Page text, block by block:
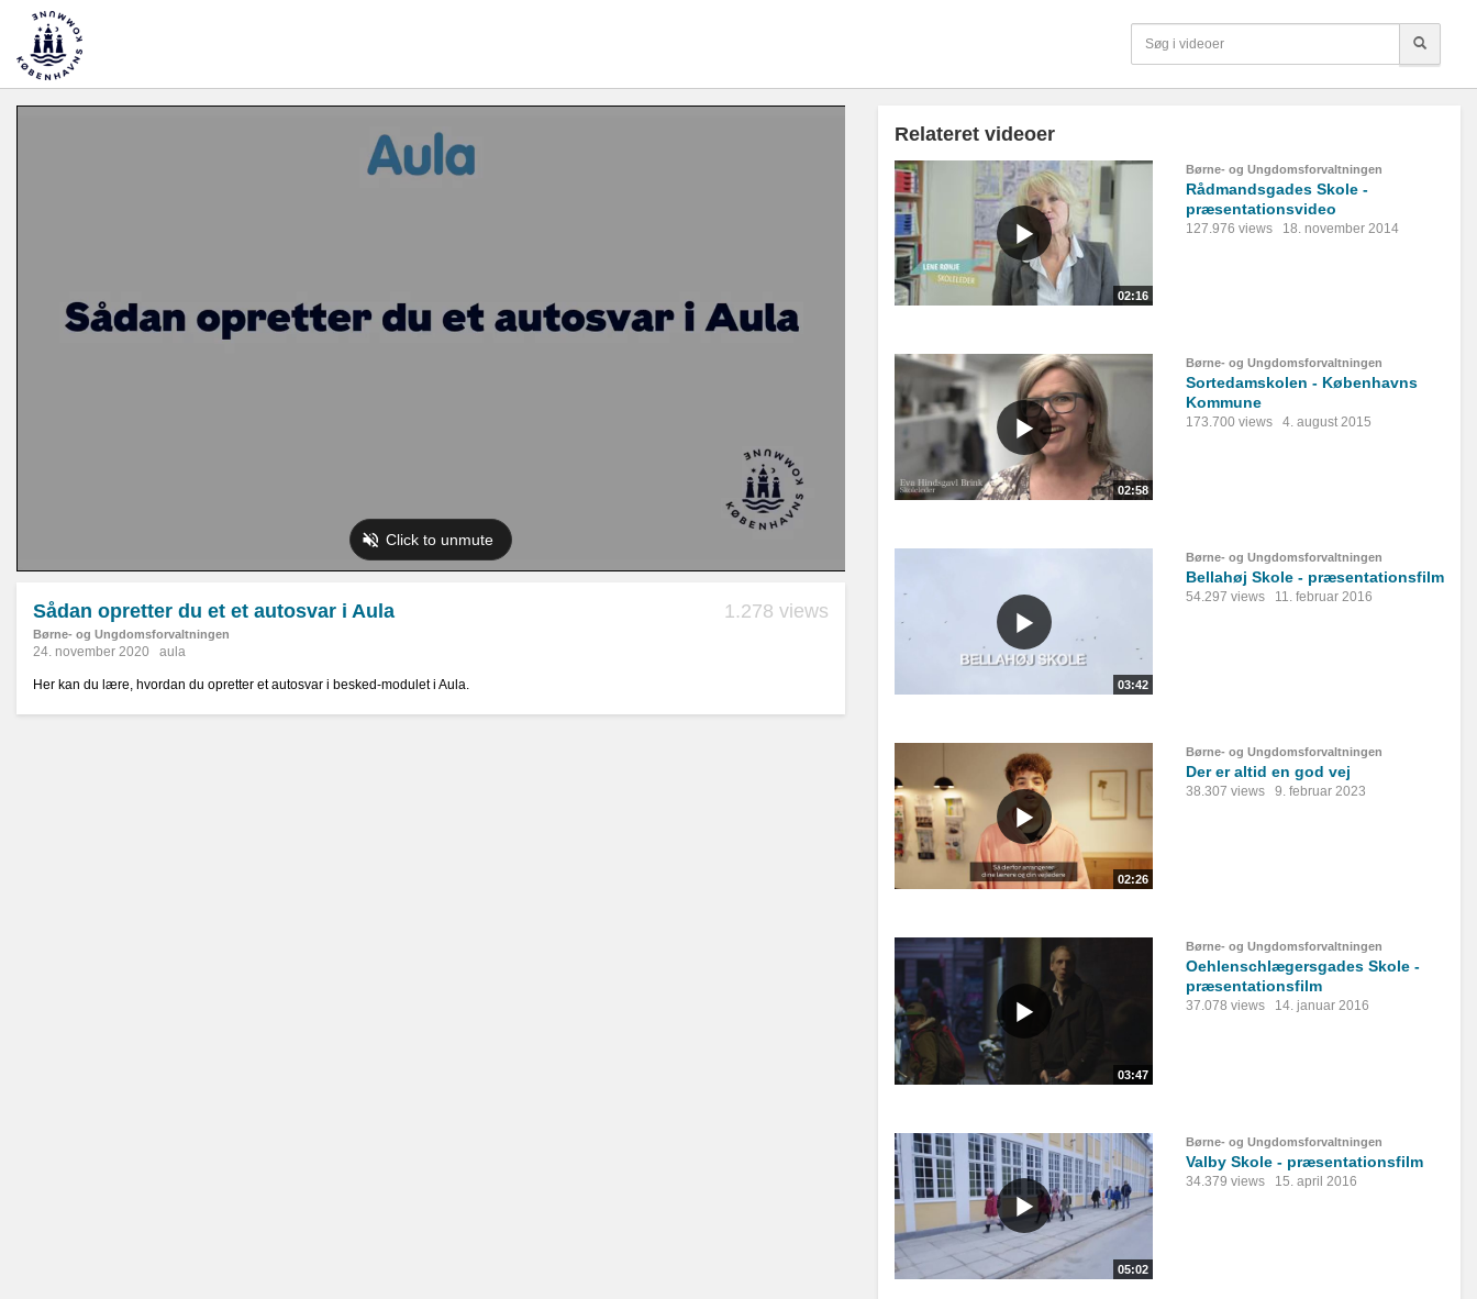
Sådan opretter du et et autosvar i Aula
Børne- og Ungdomsforvaltningen
1.278 views
24. november 2020 aula
Her kan du lære, hvordan du opretter et autosvar i besked-modulet i Aula.
Relateret videoer
02:16
Børne- og Ungdomsforvaltningen
Rådmandsgades Skole -
præsentationsvideo
127.976 views 18. november 2014
02:58
Børne- og Ungdomsforvaltningen
Sortedamskolen - Københavns
Kommune
173.700 views 4. august 2015
03:42
Børne- og Ungdomsforvaltningen
Bellahøj Skole - præsentationsfilm
54.297 views 11. februar 2016
02:26
Børne- og Ungdomsforvaltningen
Der er altid en god vej
38.307 views 9. februar 2023
03:47
Børne- og Ungdomsforvaltningen
Oehlenschlægersgades Skole -
præsentationsfilm
37.078 views 14. januar 2016
05:02
Børne- og Ungdomsforvaltningen
Valby Skole - præsentationsfilm
34.379 views 15. april 2016